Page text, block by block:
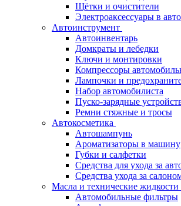
Щётки и очистители
Электроаксессуары в авто
Автоинструмент
Автоинвентарь
Домкраты и лебедки
Ключи и монтировки
Компрессоры
Лампочки и
Набор автомобилиста
Пуско-зарядные
Ремни стяжные и тросы
Автокосметика
Автошампунь
Ароматизаторы в машину
Губки и салфетки
Средства для ухода за
Средства ухода за
Масла и технические жидкости
Автомобильные фильтры